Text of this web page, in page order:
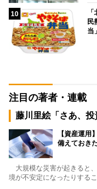
10
民
当
注目の著者・連載
藤川里絵「さあ、投
【資産運用
備えておき
大規模な災害が起きると
境が不安定になったりする